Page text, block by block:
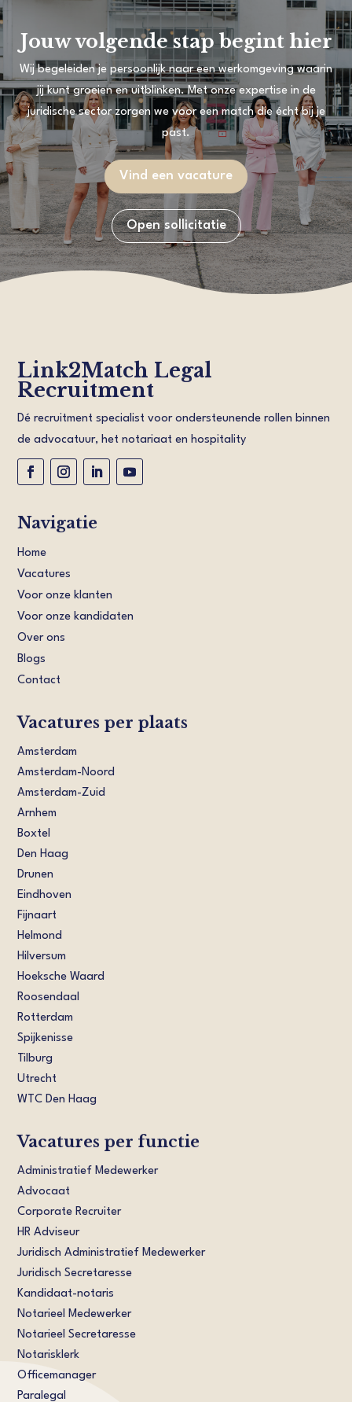
Jouw volgende stap begint hier
Wij begeleiden je persoonlijk naar een werkomgeving waarin
jij kunt groeien en uitblinken. Met onze expertise in de
juridische sector zorgen we voor een match die écht bij je
past.
Vind een vacature
Open sollicitatie
Link2Match Legal
Recruitment
Dé recruitment specialist voor ondersteunende rollen binnen
de advocatuur, het notariaat en hospitality
Navigatie
Home
Vacatures
Voor onze klanten
Voor onze kandidaten
Over ons
Blogs
Contact
Vacatures per plaats
Amsterdam
Amsterdam-Noord
Amsterdam-Zuid
Arnhem
Boxtel
Den Haag
Drunen
Eindhoven
Fijnaart
Helmond
Hilversum
Hoeksche Waard
Roosendaal
Rotterdam
Spijkenisse
Tilburg
Utrecht
WTC Den Haag
Vacatures per functie
Administratief Medewerker
Advocaat
Corporate Recruiter
HR Adviseur
Juridisch Administratief Medewerker
Juridisch Secretaresse
Kandidaat-notaris
Notarieel Medewerker
Notarieel Secretaresse
Notarisklerk
Officemanager
Paralegal